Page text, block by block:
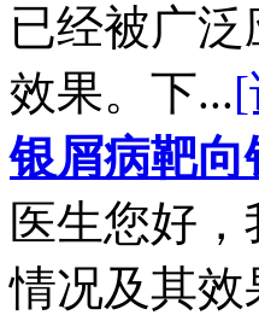
已经被广
效果。下...[
银屑病靶向
医生您好
情况及其